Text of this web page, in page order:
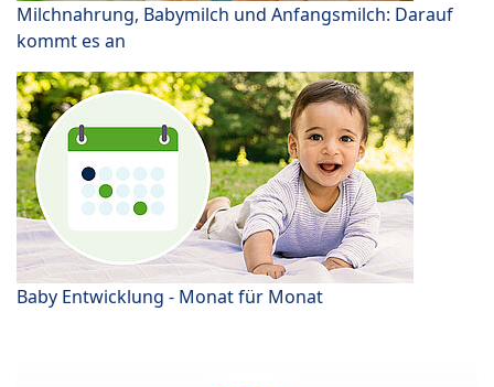
Milchnahrung, Babymilch und Anfangsmilch: Darauf
kommt es an
Baby Entwicklung - Monat für Monat